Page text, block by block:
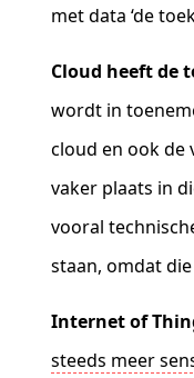
met data ‘de
Cloud heeft de
wordt in
cloud en ook de
vaker plaats in
vooral
staan, omdat
Internet of
steeds meer